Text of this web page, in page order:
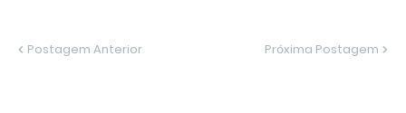
Postagem Anterior Próxima Postagem